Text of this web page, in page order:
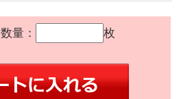
数量： 枚